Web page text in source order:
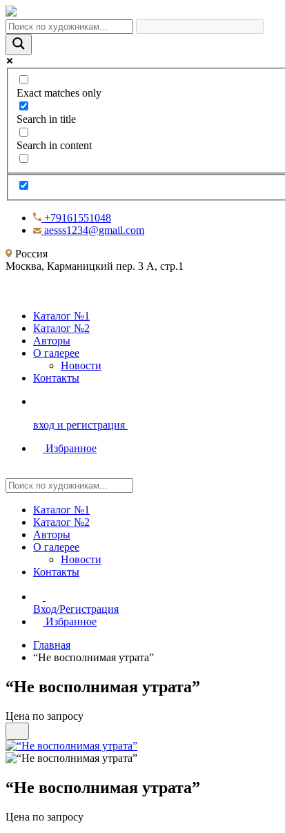
Exact matches only
Search in title
Search in content
+79161551048
aesss1234@gmail.com
Россия
Москва, Карманицкий пер. 3 А, стр.1
Каталог №1
Каталог №2
Авторы
О галерее
Новости
Контакты
вход и регистрация
Избранное
Каталог №1
Каталог №2
Авторы
О галерее
Новости
Контакты
Вход/Регистрация
Избранное
Главная
“Не восполнимая утрата”
“Не восполнимая утрата”
Цена по запросу
“Не восполнимая утрата”
Цена по запросу